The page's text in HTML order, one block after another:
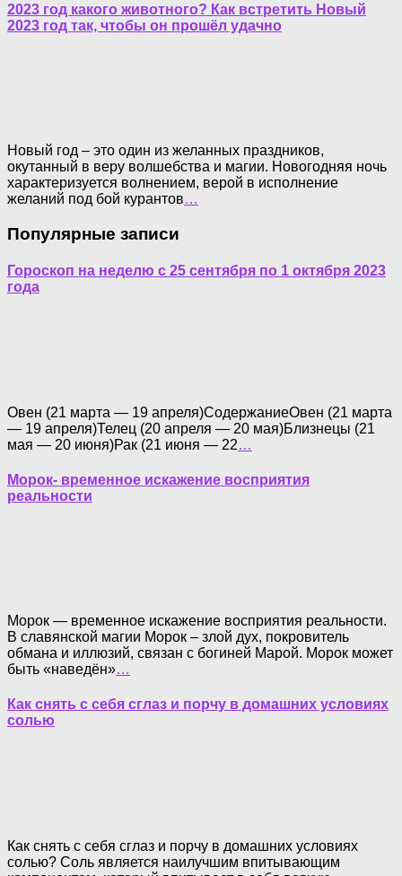
2023 год какого животного? Как встретить Новый
2023 год так, чтобы он прошёл удачно
Новый год – это один из желанных праздников,
окутанный в веру волшебства и магии. Новогодняя ночь
характеризуется волнением, верой в исполнение
желаний под бой курантов…
Популярные записи
Гороскоп на неделю с 25 сентября по 1 октября 2023
года
Овен (21 марта — 19 апреля)СодержаниеОвен (21 марта
— 19 апреля)Телец (20 апреля — 20 мая)Близнецы (21
мая — 20 июня)Рак (21 июня — 22…
Морок- временное искажение восприятия
реальности
Морок — временное искажение восприятия реальности.
В славянской магии Морок – злой дух, покровитель
обмана и иллюзий, связан с богиней Марой. Морок может
быть «наведён»…
Как снять с себя сглаз и порчу в домашних условиях
солью
Как снять с себя сглаз и порчу в домашних условиях
солью? Соль является наилучшим впитывающим